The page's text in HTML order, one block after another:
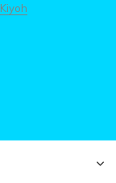
Kiyoh